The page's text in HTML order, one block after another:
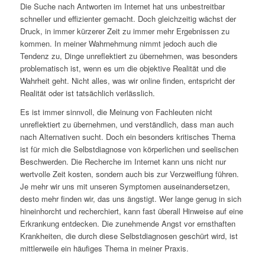
Die Suche nach Antworten im Internet hat uns unbestreitbar
schneller und effizienter gemacht. Doch gleichzeitig wächst der
Druck, in immer kürzerer Zeit zu immer mehr Ergebnissen zu
kommen. In meiner Wahrnehmung nimmt jedoch auch die
Tendenz zu, Dinge unreflektiert zu übernehmen, was besonders
problematisch ist, wenn es um die objektive Realität und die
Wahrheit geht. Nicht alles, was wir online finden, entspricht der
Realität oder ist tatsächlich verlässlich.
Es ist immer sinnvoll, die Meinung von Fachleuten nicht
unreflektiert zu übernehmen, und verständlich, dass man auch
nach Alternativen sucht. Doch ein besonders kritisches Thema
ist für mich die Selbstdiagnose von körperlichen und seelischen
Beschwerden. Die Recherche im Internet kann uns nicht nur
wertvolle Zeit kosten, sondern auch bis zur Verzweiflung führen.
Je mehr wir uns mit unseren Symptomen auseinandersetzen,
desto mehr finden wir, das uns ängstigt. Wer lange genug in sich
hineinhorcht und recherchiert, kann fast überall Hinweise auf eine
Erkrankung entdecken. Die zunehmende Angst vor ernsthaften
Krankheiten, die durch diese Selbstdiagnosen geschürt wird, ist
mittlerweile ein häufiges Thema in meiner Praxis.